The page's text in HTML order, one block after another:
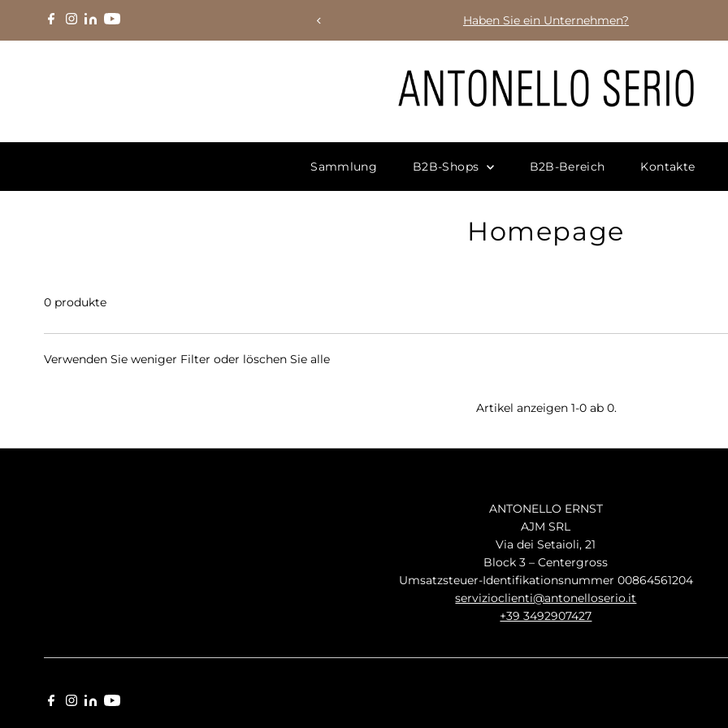
Direkt zum Inhalt Haben Sie ein Unternehmen?
Sammlung B2B-Shops B2B-Bereich Kontakte
Homepage
0 produkte
Verwenden Sie weniger Filter oder löschen Sie alle
Artikel anzeigen 1-0 ab 0.
ANTONELLO ERNST
AJM SRL
Via dei Setaioli, 21
Block 3 – Centergross
Umsatzsteuer-Identifikationsnummer 00864561204
servizioclienti@antonelloserio.it
+39 3492907427